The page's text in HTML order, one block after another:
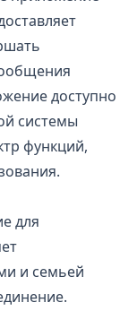
доступно
системы
функций,
для
и семьей